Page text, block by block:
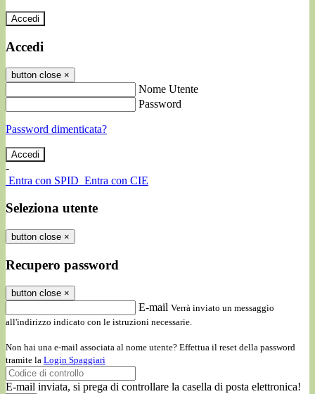
Accedi
Accedi
button close ×
Nome Utente
Password
Password dimenticata?
-
Entra con SPID Entra con CIE
Seleziona utente
button close ×
Recupero password
button close ×
E-mail Verrà inviato un messaggio
all'indirizzo indicato con le istruzioni necessarie.
Non hai una e-mail associata al nome utente? Effettua il reset della password
tramite la Login Spaggiari
E-mail inviata, si prega di controllare la casella di posta elettronica!